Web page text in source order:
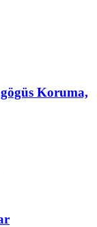
Koruma,